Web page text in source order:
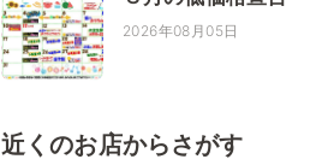
2026年08月05日
近くのお店からさがす